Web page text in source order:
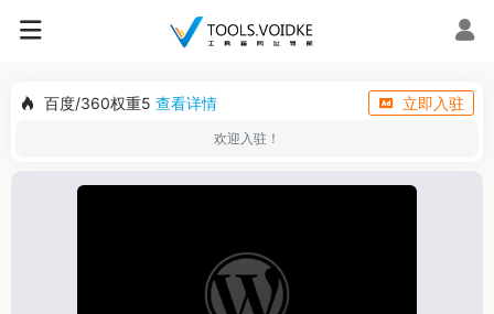
百度/360权重5 查看详情 立即入驻
欢迎入驻！